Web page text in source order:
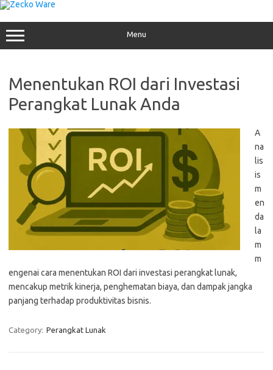
Skip
to
content
Menu
Menentukan ROI dari Investasi
Perangkat Lunak Anda
A
na
lis
is
m
en
da
la
m
m
engenai cara menentukan ROI dari investasi perangkat lunak,
mencakup metrik kinerja, penghematan biaya, dan dampak jangka
panjang terhadap produktivitas bisnis.
Category: Perangkat Lunak